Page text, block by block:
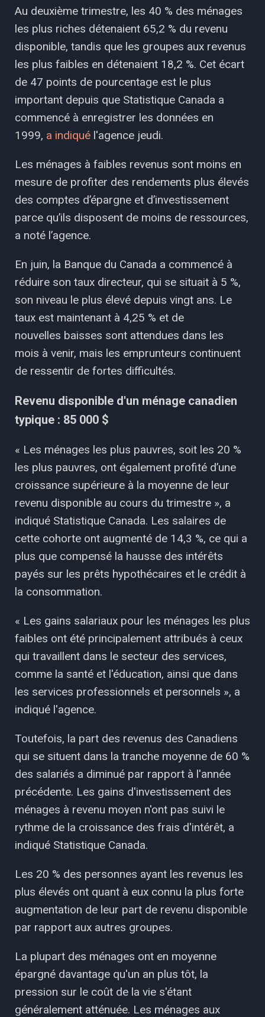
Au deuxième trimestre, les 40 % des ménages
les plus riches détenaient 65,2 % du revenu
disponible, tandis que les groupes aux revenus
les plus faibles en détenaient 18,2 %. Cet écart
de 47 points de pourcentage est le plus
important depuis que Statistique Canada a
commencé à enregistrer les données en
1999, a indiqué l'agence jeudi.
Les ménages à faibles revenus sont moins en
mesure de profiter des rendements plus élevés
des comptes d’épargne et d’investissement
parce qu’ils disposent de moins de ressources,
a noté l’agence.
En juin, la Banque du Canada a commencé à
réduire son taux directeur, qui se situait à 5 %,
son niveau le plus élevé depuis vingt ans. Le
taux est maintenant à 4,25 % et de
nouvelles baisses sont attendues dans les
mois à venir, mais les emprunteurs continuent
de ressentir de fortes difficultés.
Revenu disponible d'un ménage canadien
typique : 85 000 $
« Les ménages les plus pauvres, soit les 20 %
les plus pauvres, ont également profité d’une
croissance supérieure à la moyenne de leur
revenu disponible au cours du trimestre », a
indiqué Statistique Canada. Les salaires de
cette cohorte ont augmenté de 14,3 %, ce qui a
plus que compensé la hausse des intérêts
payés sur les prêts hypothécaires et le crédit à
la consommation.
« Les gains salariaux pour les ménages les plus
faibles ont été principalement attribués à ceux
qui travaillent dans le secteur des services,
comme la santé et l'éducation, ainsi que dans
les services professionnels et personnels », a
indiqué l'agence.
Toutefois, la part des revenus des Canadiens
qui se situent dans la tranche moyenne de 60 %
des salariés a diminué par rapport à l'année
précédente. Les gains d'investissement des
ménages à revenu moyen n'ont pas suivi le
rythme de la croissance des frais d'intérêt, a
indiqué Statistique Canada.
Les 20 % des personnes ayant les revenus les
plus élevés ont quant à eux connu la plus forte
augmentation de leur part de revenu disponible
par rapport aux autres groupes.
La plupart des ménages ont en moyenne
épargné davantage qu'un an plus tôt, la
pression sur le coût de la vie s'étant
généralement atténuée. Les ménages aux